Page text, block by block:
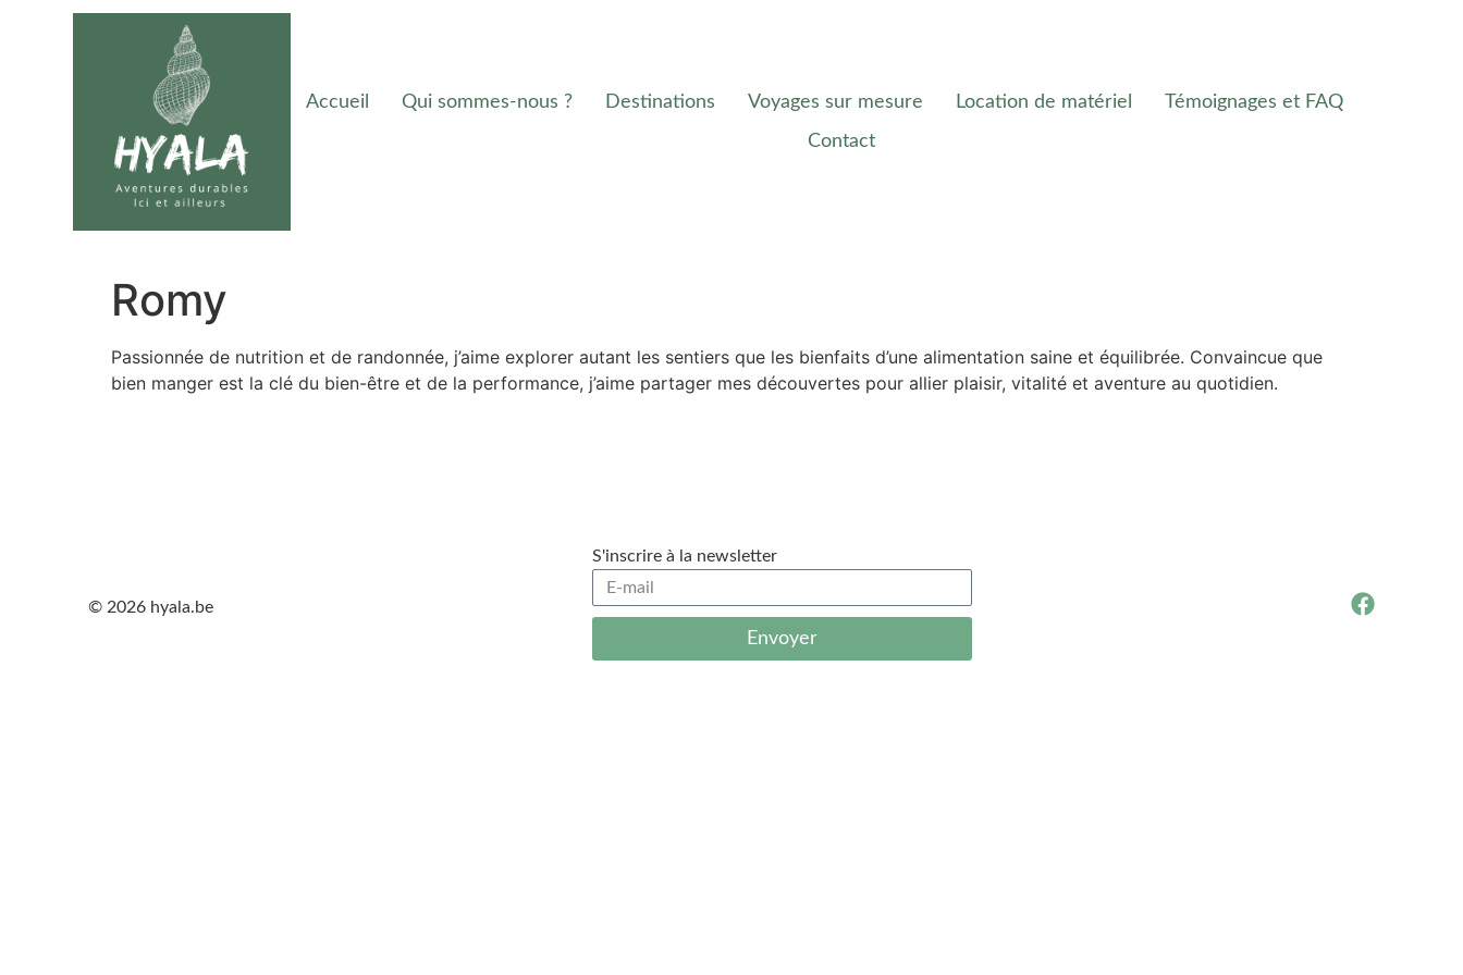
Accueil Qui sommes-nous ? Destinations Voyages sur mesure Location de matériel
Témoignages et FAQ
Contact
Romy
Passionnée de nutrition et de randonnée, j’aime explorer autant les sentiers que les bienfaits d’une alimentation saine et équilibrée. Convaincue que
bien manger est la clé du bien-être et de la performance, j’aime partager mes découvertes pour allier plaisir, vitalité et aventure au quotidien.
© 2026 hyala.be
S'inscrire à la newsletter
Envoyer